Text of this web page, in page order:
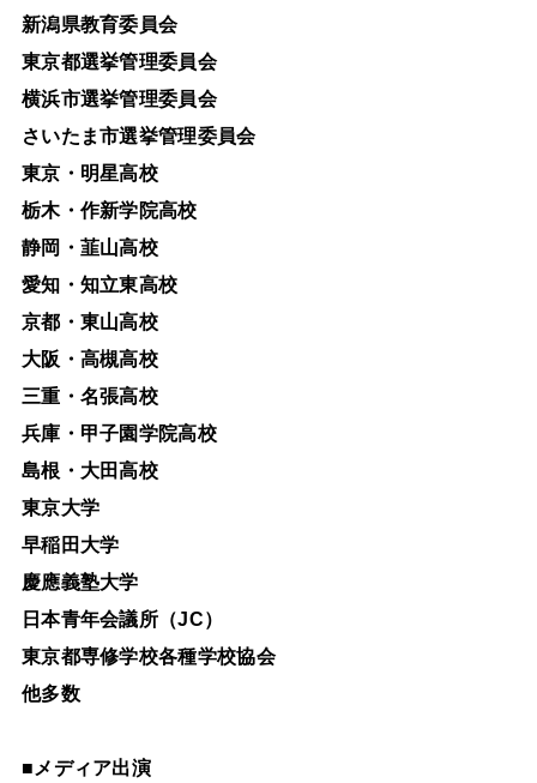
新潟県教育委員会
東京都選挙管理委員会
横浜市選挙管理委員会
さいたま市選挙管理委員会
東京・明星高校
栃木・作新学院高校
静岡・韮山高校
愛知・知立東高校
京都・東山高校
大阪・高槻高校
三重・名張高校
兵庫・甲子園学院高校
島根・大田高校
東京大学
早稲田大学
慶應義塾大学
日本青年会議所（JC）
東京都専修学校各種学校協会
他多数
■ メディア出演